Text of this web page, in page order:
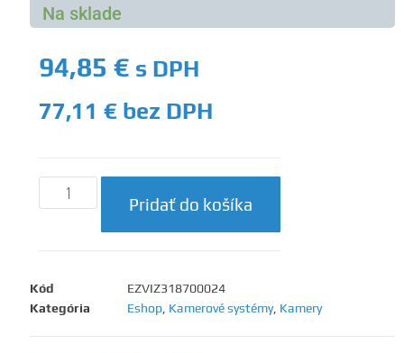
Na sklade
94,85 € s DPH
77,11 € bez DPH
Pridať do košíka
Kód
EZVIZ318700024
Kategória
Eshop, Kamerové systémy, Kamery